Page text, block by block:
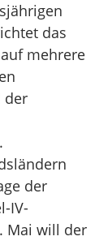
das
mehrere
der
der
IV-
Mai will der